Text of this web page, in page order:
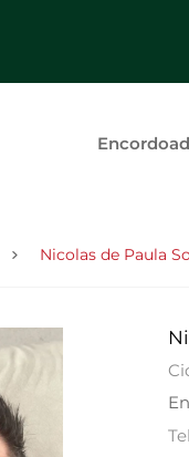
Nicolas de Paula